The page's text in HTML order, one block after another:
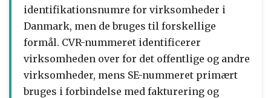
identifikationsnumre for virksomheder i
Danmark, men de bruges til forskellige
formål. CVR-nummeret identificerer
virksomheden over for det offentlige og andre
virksomheder, mens SE-nummeret primært
bruges i forbindelse med fakturering og